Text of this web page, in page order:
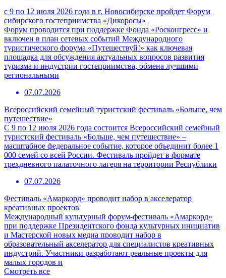
с 9 по 12 июля 2026 года в г. Новосибирске пройдет Форум
сибирского гостеприимства «Дикоросы»
Форум проводится при поддержке Фонда «Росконгресс» и
включен в план сетевых событий Международного
туристического форума «Путешествуй!» как ключевая
площадка для обсуждения актуальных вопросов развития
туризма и индустрии гостеприимства, обмена лучшими
региональными
07.07.2026
Всероссийский семейный туристский фестиваль «Больше, чем
путешествие»
С 9 по 12 июля 2026 года состоится Всероссийский семейный
туристский фестиваль «Больше, чем путешествие» –
масштабное федеральное событие, которое объединит более 1
000 семей со всей России. Фестиваль пройдет в формате
трехдневного палаточного лагеря на территории Республики
07.07.2026
Фестиваль «Амаркорд» проводит набор в акселератор
креативных проектов
Международный культурный форум-фестиваль «Амаркорд»
при поддержке Президентского фонда культурных инициатив
и Мастерской новых медиа проводит набор в
образовательный акселератор для специалистов креативных
индустрий. Участники разработают реальные проекты для
малых городов и
Смотреть все